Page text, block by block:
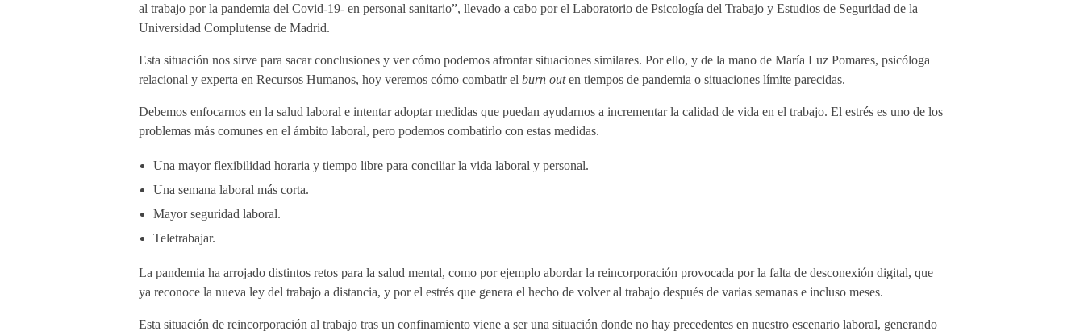
al trabajo por la pandemia del Covid-19- en personal sanitario”, llevado a cabo por el Laboratorio de Psicología del Trabajo y Estudios de Seguridad de la
Universidad Complutense de Madrid.
Esta situación nos sirve para sacar conclusiones y ver cómo podemos afrontar situaciones similares. Por ello, y de la mano de María Luz Pomares, psicóloga
relacional y experta en Recursos Humanos, hoy veremos cómo combatir el burn outen tiempos de pandemia o situaciones límite parecidas.
Debemos enfocarnos en la salud laboral e intentar adoptar medidas que puedan ayudarnos a incrementar la calidad de vida en el trabajo. El estrés es uno de los
problemas más comunes en el ámbito laboral, pero podemos combatirlo con estas medidas.
Una mayor flexibilidad horaria y tiempo libre para conciliar la vida laboral y personal.
Una semana laboral más corta.
Mayor seguridad laboral.
Teletrabajar.
La pandemia ha arrojado distintos retos para la salud mental, como por ejemplo abordar la reincorporación provocada por la falta de desconexión digital, que
ya reconoce la nueva ley del trabajo a distancia, y por el estrés que genera el hecho de volver al trabajo después de varias semanas e incluso meses.
Esta situación de reincorporación al trabajo tras un confinamiento viene a ser una situación donde no hay precedentes en nuestro escenario laboral, generando